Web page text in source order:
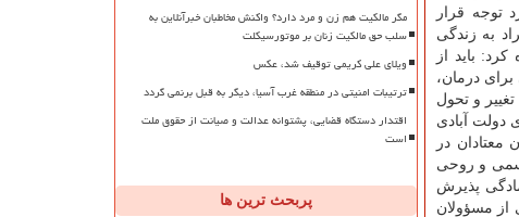
توجه قرار
به زندگی
باید از
درمان،
و تحول
دولت آبادی
معتادان در
و روحی
پذیرش
مسؤولان
مگر مالکیت هم زن و مرد دارد؟ واکنش مخاطبان خبرآنلاین به
سلب حق مالکیت زنان بر موتورسیکلت
ویلای علی کریمی توقیف شد، عکس
ترتیبات امنیتی در منطقه غرب آسیا، دیگر به قبل برنمی گردد
اقتدار دستگاه قضایی، پشتوانه عدالت و صیانت از حقوق ملت
است
پربحث ترین ها